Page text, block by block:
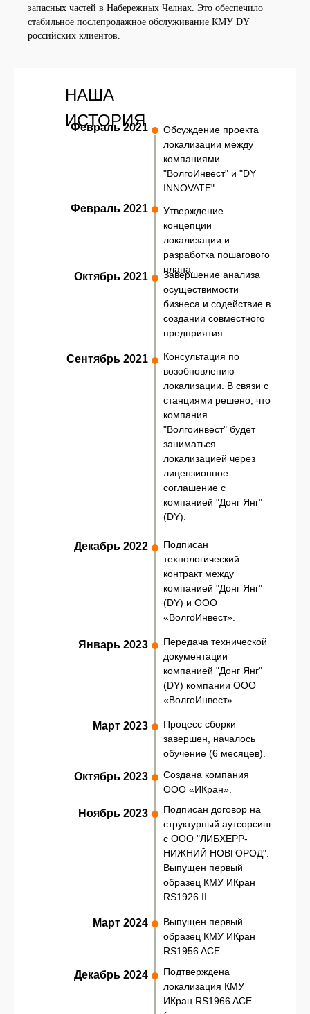
запасных частей в Набережных Челнах. Это обеспечило
стабильное послепродажное обслуживание КМУ DY
российских клиентов.
НАША
ИСТОРИЯ
Февраль 2021
Обсуждение проекта
локализации между
компаниями
"ВолгоИнвест" и "DY
INNOVATE".
Февраль 2021
Утверждение
концепции
локализации и
разработка пошагового
плана.
Октябрь 2021
Завершение анализа
осуществимости
бизнеса и содействие в
создании совместного
предприятия.
Сентябрь 2021
Консультация по
возобновлению
локализации. В связи с
станциями решено, что
компания
"Волгоинвест" будет
заниматься
локализацией через
лицензионное
соглашение с
компанией "Донг Янг"
(DY).
Декабрь 2022
Подписан
технологический
контракт между
компанией "Донг Янг"
(DY) и ООО
«ВолгоИнвест».
Январь 2023
Передача технической
документации
компанией "Донг Янг"
(DY) компании ООО
«ВолгоИнвест».
Март 2023
Процесс сборки
завершен, началось
обучение (6 месяцев).
Октябрь 2023
Создана компания
ООО «ИКран».
Ноябрь 2023
Подписан договор на
структурный аутсорсинг
с ООО "ЛИБХЕРР-
НИЖНИЙ НОВГОРОД".
Выпущен первый
образец КМУ ИКран
RS1926 II.
Март 2024
Выпущен первый
образец КМУ ИКран
RS1956 ACE.
Декабрь 2024
Подтверждена
локализация КМУ
ИКран RS1966 ACE